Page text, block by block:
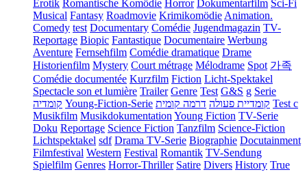
Erotik Romantische Komödie Horror Dokumentarfilm Sci-Fi
Musical Fantasy Roadmovie Krimikomödie Animation.
Comedy test Documentary Comédie Jugendmagazin TV-
Reportage Biopic Fantastique Documentaire Werbung
Aventure Fernsehfilm Comédie dramatique Drame
Historienfilm Mystery Court métrage Mélodrame Spot 가족
Comédie documentée Kurzfilm Fiction Licht-Spektakel
Spectacle son et lumière Trailer Genre Test G&S g Serie
קומדיה Young-Fiction-Serie קומדיית פעולה דרמה קומית
Test c
Musikfilm Musikdokumentation Young Fiction TV-Serie
Doku Reportage Science Fiction Tanzfilm Science-Fiction
Lichtspektakel sdf Drama TV-Serie Biographie Docutainment
Filmfestival Western Festival Romantik TV-Sendung
Spielfilm Genres Horror-Thriller Satire Divers History True